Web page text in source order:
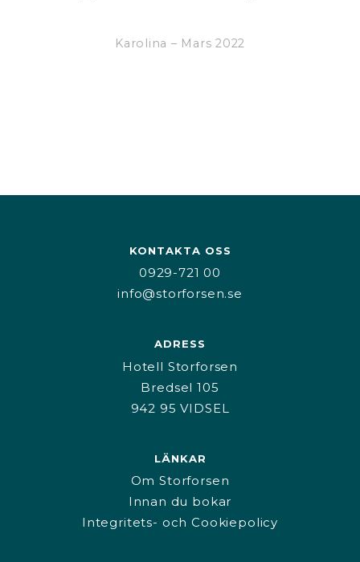
Karolina – Mars 2022
KONTAKTA OSS
0929-721 00
info@storforsen.se
ADRESS
Hotell Storforsen
Bredsel 105
942 95 VIDSEL
LÄNKAR
Om Storforsen
Innan du bokar
Integritets- och Cookiepolicy